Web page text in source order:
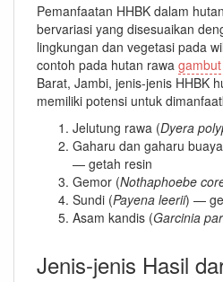
Pemanfaatan HHBK dalam hutan
bervariasi yang disesuaikan
lingkungan dan vegetasi pada
contoh pada hutan rawa gambut
Barat, Jambi, jenis-jenis HHBK
memiliki potensi untuk
Jelutung rawa (Dyera
Gaharu dan gaharu
— getah resin
Gemor (Nothaphoebe
Sundi (Payena leerii) —
Asam kandis (Garcinia
Jenis-jenis Hasil